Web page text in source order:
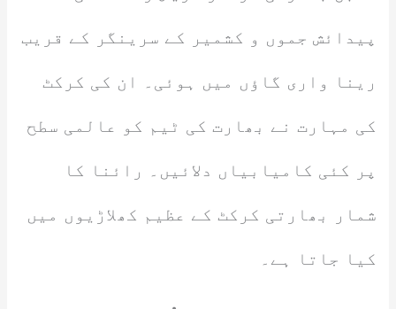
پیدائش جموں و کشمیر کے سرینگر کے قریب
رینا واری گاؤں میں ہوئی۔ ان کی کرکٹ
کی مہارت نے بھارت کی ٹیم کو عالمی سطح
پر کئی کامیابیاں دلائیں۔ رائنا کا
شمار بھارتی کرکٹ کے عظیم کھلاڑیوں میں
کیا جاتا ہے۔